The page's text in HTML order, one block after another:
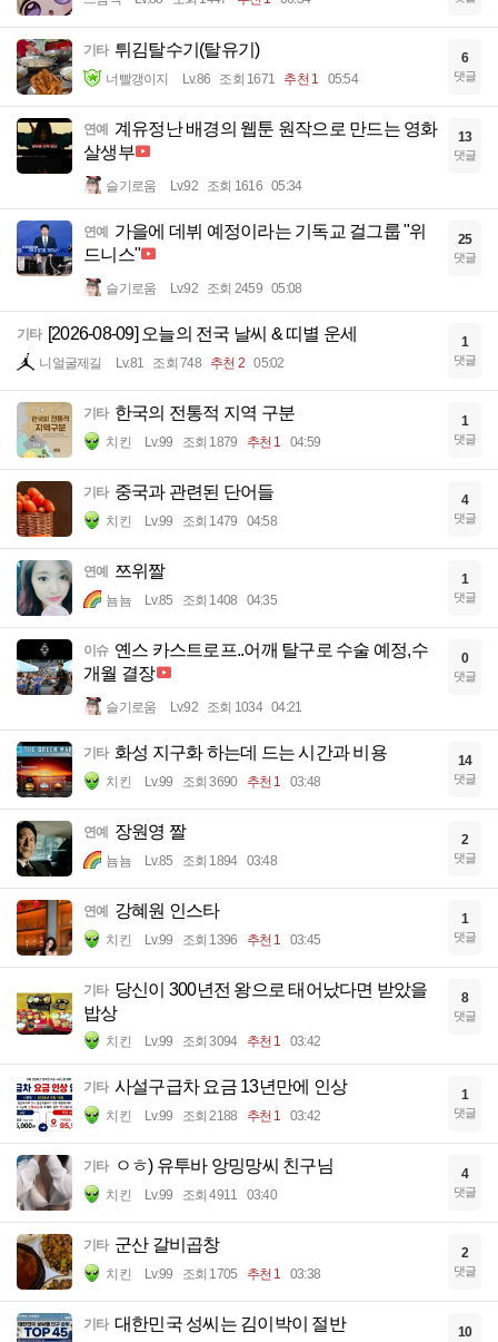
기타 튀김탈수기(탈유기)
너빨갱이지 Lv.86 조회 1671 추천 1 05:54
6
댓글
연예
계유정난 배경의 웹툰 원작으로 만드는 영화
살생부
슬기로움 Lv.92 조회 1616 05:34
13
댓글
연예
가을에 데뷔 예정이라는 기독교 걸그룹 "위
드니스"
슬기로움 Lv.92 조회 2459 05:08
25
댓글
기타 [2026-08-09] 오늘의 전국 날씨 & 띠별 운세
니얼굴제길 Lv.81 조회 748 추천 2 05:02
1
댓글
기타 한국의 전통적 지역 구분
치킨 Lv.99 조회 1879 추천 1 04:59
1
댓글
기타 중국과 관련된 단어들
치킨 Lv.99 조회 1479 04:58
4
댓글
연예 쯔위짤
뇸뇸 Lv.85 조회 1408 04:35
1
댓글
이슈 옌스 카스트로프..어깨 탈구로 수술 예정,수
개월 결장
슬기로움 Lv.92 조회 1034 04:21
0
댓글
기타 화성 지구화 하는데 드는 시간과 비용
치킨 Lv.99 조회 3690 추천 1 03:48
14
댓글
연예 장원영 짤
뇸뇸 Lv.85 조회 1894 03:48
2
댓글
연예 강혜원 인스타
치킨 Lv.99 조회 1396 추천 1 03:45
1
댓글
기타 당신이 300년전 왕으로 태어났다면 받았을
밥상
치킨 Lv.99 조회 3094 추천 1 03:42
8
댓글
기타 사설구급차 요금 13년만에 인상
치킨 Lv.99 조회 2188 추천 1 03:42
1
댓글
기타 ㅇㅎ) 유투바 앙밍망씨 친구님
치킨 Lv.99 조회 4911 03:40
4
댓글
기타 군산 갈비곱창
치킨 Lv.99 조회 1705 추천 1 03:38
2
댓글
기타 대한민국 성씨는 김이박이 절반 10